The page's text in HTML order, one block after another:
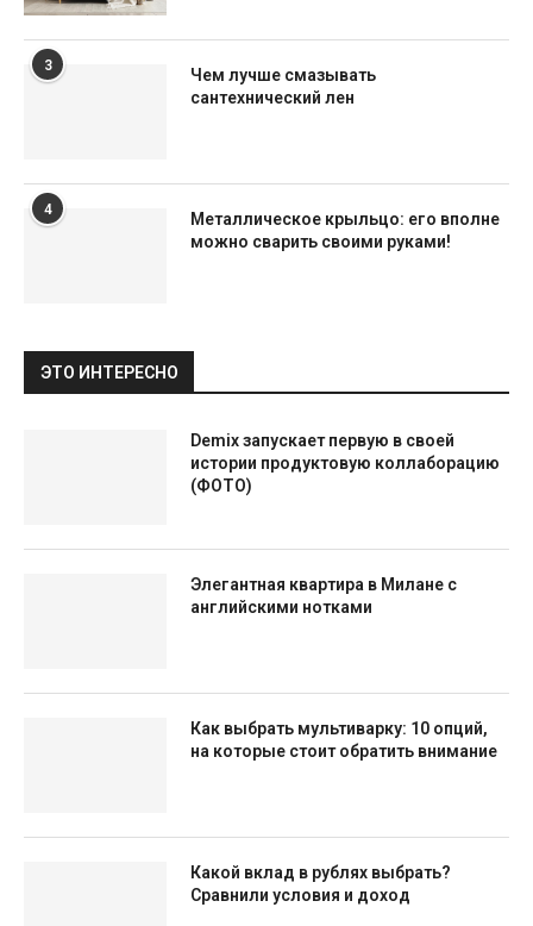
3
Чем лучше смазывать
сантехнический лен
4
Металлическое крыльцо: его вполне
можно сварить своими руками!
ЭТО ИНТЕРЕСНО
Demix запускает первую в своей
истории продуктовую коллаборацию
(ФОТО)
Элегантная квартира в Милане с
английскими нотками
Как выбрать мультиварку: 10 опций,
на которые стоит обратить внимание
Какой вклад в рублях выбрать?
Сравнили условия и доход